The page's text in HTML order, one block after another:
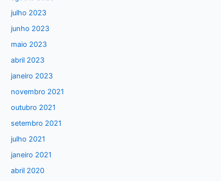
a
r
p
o
r
:
julho 2023
junho 2023
maio 2023
abril 2023
janeiro 2023
novembro 2021
outubro 2021
setembro 2021
julho 2021
janeiro 2021
abril 2020